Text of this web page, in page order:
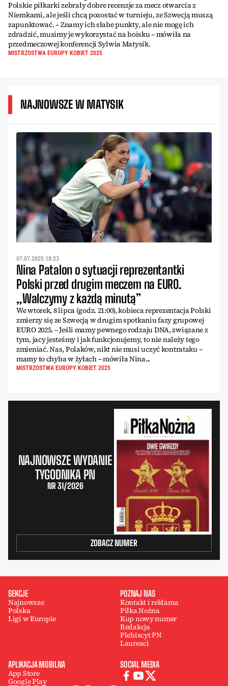
Polskie piłkarki zebrały dobre recenzje za mecz otwarcia z
Niemkami, ale jeśli chcą pozostać w turnieju, ze Szwecją muszą
zapunktować. – Znamy ich słabe punkty, ale nie mogę ich
zdradzić, musimy je wykorzystać na boisku – mówiła na
przedmeczowej konferencji Sylwia Matysik.
MISTRZOSTWA EUROPY KOBIET 2025
NAJNOWSZE W MATYSIK
07.07.2025 18:23
Nina Patalon o sytuacji reprezentantki
Polski przed drugim meczem na EURO.
„Walczymy z każdą minutą”
We wtorek, 8 lipca (godz. 21:00), kobieca reprezentacja Polski
zmierzy się ze Szwecją w drugim spotkaniu fazy grupowej
EURO 2025. – Jeśli mamy pewnego rodzaju DNA, związane z
tym, jacy jesteśmy i jak funkcjonujemy, to nie należy tego
zmieniać. Nas, Polaków, nikt nie musi uczyć kontrataku –
mamy to chyba w żyłach – mówiła Nina...
MISTRZOSTWA EUROPY KOBIET 2025
NAJNOWSZE WYDANIE
TYGODNIKA PN
NR 31/2026
ZOBACZ NUMER
SEKCJE
Najnowsze
Polska
Ligi w Europie
POZNAJ NAS
Kontakt i reklama
Piłka Nożna
Kup nowy numer
Redakcja
Plebiscyt PN
Laureaci
APLIKACJA MOBILNA
App Store
Google Play
SOCIAL MEDIA